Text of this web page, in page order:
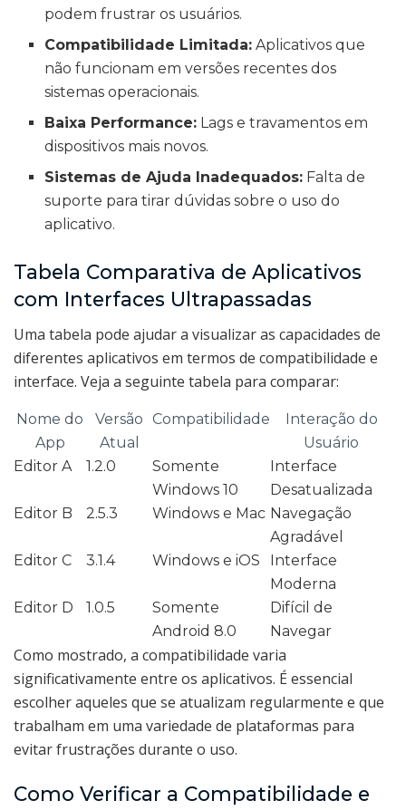
podem frustrar os usuários.
Compatibilidade Limitada: Aplicativos que
não funcionam em versões recentes dos
sistemas operacionais.
Baixa Performance: Lags e travamentos em
dispositivos mais novos.
Sistemas de Ajuda Inadequados: Falta de
suporte para tirar dúvidas sobre o uso do
aplicativo.
Tabela Comparativa de Aplicativos
com Interfaces Ultrapassadas
Uma tabela pode ajudar a visualizar as capacidades de
diferentes aplicativos em termos de compatibilidade e
interface. Veja a seguinte tabela para comparar:
Nome do
App
Versão
Atual
Compatibilidade
Interação do
Usuário
Editor A
1.2.0
Somente
Windows 10
Interface
Desatualizada
Editor B
2.5.3 Windows e Mac Navegação
Agradável
Editor C
3.1.4 Windows e iOS
Interface
Moderna
Editor D
1.0.5
Somente
Android 8.0
Difícil de
Navegar
Como mostrado, a compatibilidade varia
significativamente entre os aplicativos. É essencial
escolher aqueles que se atualizam regularmente e que
trabalham em uma variedade de plataformas para
evitar frustrações durante o uso.
Como Verificar a Compatibilidade e